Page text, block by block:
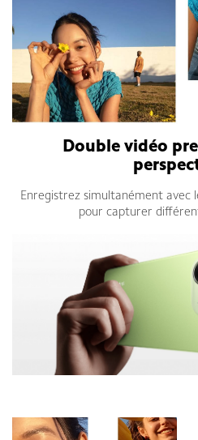
Double vidéo
Enregistrez simultanément avec
pour capturer